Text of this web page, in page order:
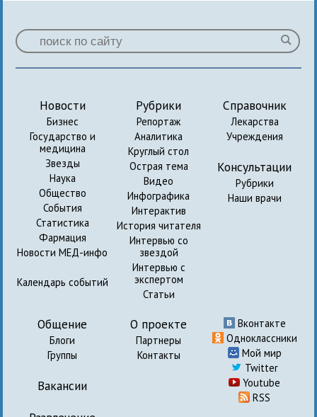
Новости
Бизнес
Государство и
медицина
Звезды
Наука
Общество
События
Статистика
Фармация
Новости МЕД-инфо
Календарь событий
Рубрики
Репортаж
Аналитика
Круглый стол
Острая тема
Видео
Инфографика
Интерактив
История читателя
Интервью со
звездой
Интервью с
экспертом
Статьи
Справочник
Лекарства
Учреждения
Консультации
Рубрики
Наши врачи
Общение
Блоги
Группы
Вакансии
О проекте
Партнеры
Контакты
Вконтакте
Одноклассники
Мой мир
Twitter
Youtube
RSS